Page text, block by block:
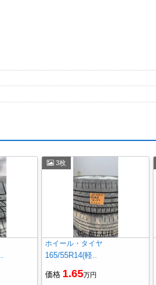
3枚
ホイール・タイヤ
165/55R14(軽..
価格 1.65万円